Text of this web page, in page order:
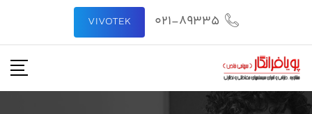
محتوا
021-89335
VIVOTEK